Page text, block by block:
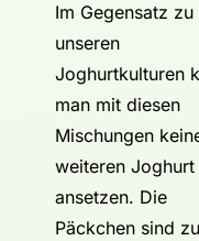
Im Gegensatz zu
unseren
Joghurtkulturen
man mit diesen
Mischungen
weiteren Joghurt
ansetzen. Die
Päckchen sind